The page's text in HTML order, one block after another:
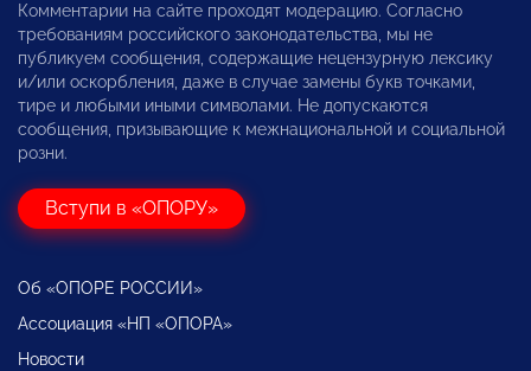
Комментарии на сайте проходят модерацию. Согласно
требованиям российского законодательства, мы не
публикуем сообщения, содержащие нецензурную лексику
и/или оскорбления, даже в случае замены букв точками,
тире и любыми иными символами. Не допускаются
сообщения, призывающие к межнациональной и социальной
розни.
Вступи в «ОПОРУ»
Об «ОПОРЕ РОССИИ»
Ассоциация «НП «ОПОРА»
Новости